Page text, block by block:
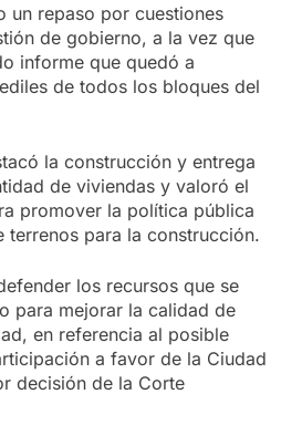
un repaso por cuestiones
de gobierno, a la vez que
informe que quedó a
de todos los bloques del
la construcción y entrega
de viviendas y valoró el
promover la política pública
terrenos para la construcción.
los recursos que se
para mejorar la calidad de
en referencia al posible
a favor de la Ciudad
decisión de la Corte